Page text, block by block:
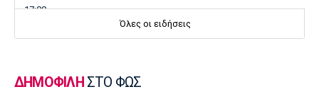
17:00
Μπάσκετ Α1 Γυναικών
Όλες οι ειδήσεις
ΔΗΜΟΦΙΛΗ ΣΤΟ ΦΩΣ